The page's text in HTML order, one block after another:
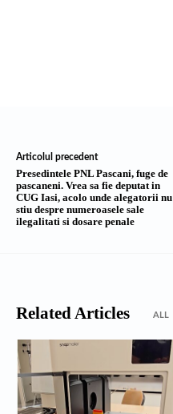
Articolul precedent
Presedintele PNL Pascani, fuge de
pascaneni. Vrea sa fie deputat in
CUG Iasi, acolo unde alegatorii nu
stiu despre numeroasele sale
ilegalitati si dosare penale
Related Articles ALL